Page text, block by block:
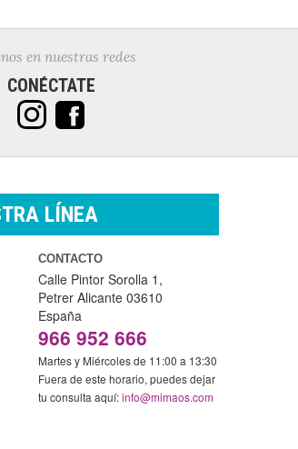
en nuestras redes
CONÉCTATE
LÍNEA
CONTACTO
Calle Pintor Sorolla 1,
Petrer Alicante 03610
España
966 952 666
Martes y Miércoles de 11:00 a 13:30
Fuera de este horario, puedes dejar
tu consulta aquí:info@mimaos.com